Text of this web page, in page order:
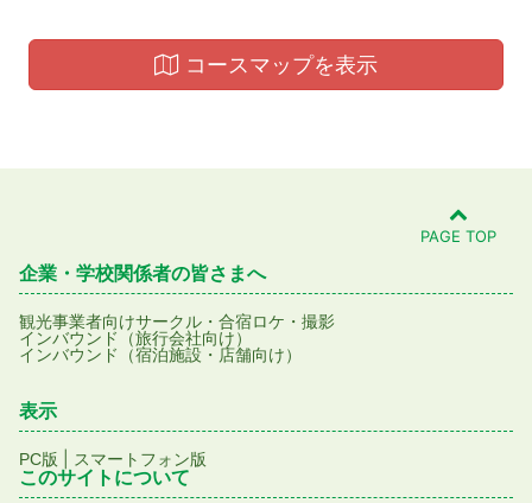
コースマップを表示
PAGE TOP
企業・学校関係者の皆さまへ
観光事業者向けサークル・合宿ロケ・撮影
インバウンド（旅行会社向け）
インバウンド（宿泊施設・店舗向け）
表示
PC版 スマートフォン版
このサイトについて